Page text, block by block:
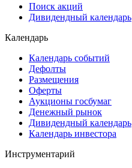
Поиск акций
Дивидендный календарь
Календарь
Календарь событий
Дефолты
Размещения
Оферты
Аукционы госбумаг
Денежный рынок
Дивидендный календарь
Календарь инвестора
Инструментарий